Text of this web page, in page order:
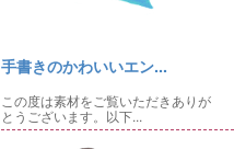
手書きのかわいいエン...
この度は素材をご覧いただきありが
とうございます。以下...